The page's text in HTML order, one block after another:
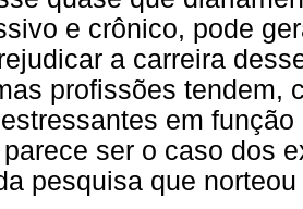
e crônico, pode
a carreira
profissões tendem,
em
ser o caso dos
pesquisa que